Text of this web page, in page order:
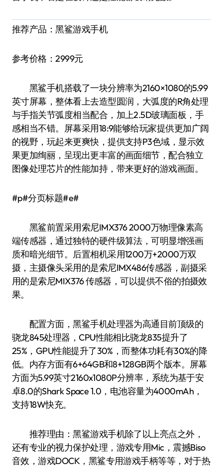
推荐产品：黑鲨游戏手机
参考价格：2999元
黑鲨手机搭载了一块分辨率为2160×1080的5.99
英寸屏幕，整体看上去造型圆润，大弧度的R角处理
与手指关节弧度相当配合，加上2.5D玻璃面板，手
感相当不错。屏幕采用18:9能够给玩家提供更加广阔
的视野，玩起来更爽快，提供支持P3色域，显示效
果更加绚丽，呈现出更丰富的画面细节，配合独立
图像处理芯片的性能加持，带来更好的游戏画面。
#p#分页标题#e#
黑鲨前置采用索尼IMX376 2000万物理像素高
端传感器，通过独特的硬件级算法，可明显增强画
质和暗光细节。后置相机采用1200万+2000万双
摄，主摄像头采用的是索尼IMX486传感器，副摄采
用的是索尼MIX376 传感器，可以提供不俗的拍摄效
果。
配置方面，黑鲨手机处理器为高通目前顶级的
骁龙845处理器，CPU性能相比骁龙835提升了
25%，GPU性能提升了30%，而整体功耗有30%的降
低。内存方面有6+64GB和8+128GB两个版本。屏幕
方面为5.99英寸2160x1080P分辨率，系统为基于安
卓8.0的Shark Space 1.0，电池容量为4000mAh，
支持18W快充。
推荐理由：黑鲨游戏手机除了以上亮点之外，
还有专业的视力保护处理，游戏专用Mic，震撼Biso
音效，游戏DOCK，黑鲨专用游戏手柄等等，对于热